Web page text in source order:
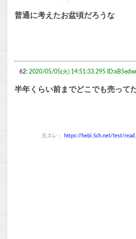
普通に考えたお盆頃だろうな
62: 2020/05/05(火) 14:51:33.295
半年くらい前までどこでも売って
元スレ： https://hebi.5ch.net/test/